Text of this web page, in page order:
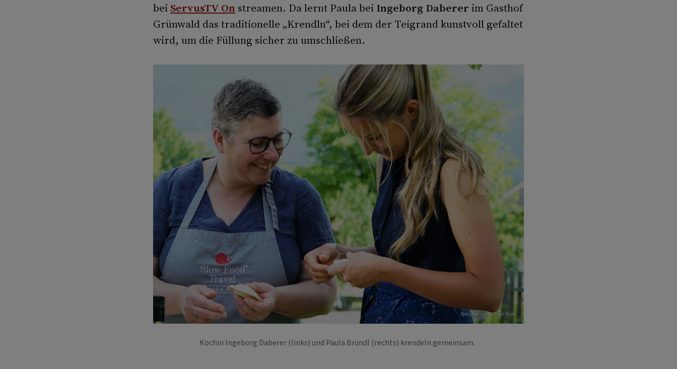
bei ServusTV On streamen. Da lernt Paula bei Ingeborg Daberer im Gasthof
Grünwald das traditionelle „Krendln“, bei dem der Teigrand kunstvoll gefaltet
wird, um die Füllung sicher zu umschließen.
Foto: ServusTV/Degn Film
Köchin Ingeborg Daberer (links) und Paula Bründl (rechts) krendeln gemeinsam.